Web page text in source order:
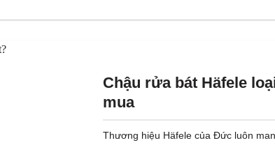
Chậu rửa bát Häfele
mua
Thương hiệu Häfele của Đức luôn